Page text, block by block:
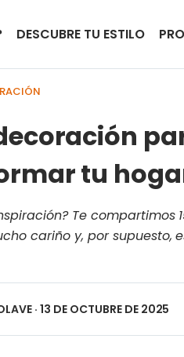
DESCUBRE TU ESTILO
tu
Te
cariño y, por
· 13 DE OCTUBRE DE 2025